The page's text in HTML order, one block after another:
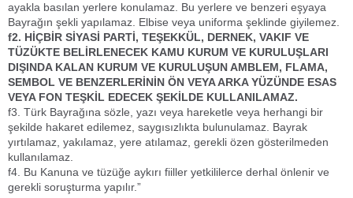
ayakla basılan yerlere konulamaz. Bu yerlere ve benzeri eşyaya
Bayrağın şekli yapılamaz. Elbise veya uniforma şeklinde giyilemez.
f2. HİÇBİR SİYASİ PARTİ, TEŞEKKÜL, DERNEK, VAKIF VE
TÜZÜKTE BELİRLENECEK KAMU KURUM VE KURULUŞLARI
DIŞINDA KALAN KURUM VE KURULUŞUN AMBLEM, FLAMA,
SEMBOL VE BENZERLERİNİN ÖN VEYA ARKA YÜZÜNDE ESAS
VEYA FON TEŞKİL EDECEK ŞEKİLDE KULLANILAMAZ.
f3. Türk Bayrağına sözle, yazı veya hareketle veya herhangi bir
şekilde hakaret edilemez, saygısızlıkta bulunulamaz. Bayrak
yırtılamaz, yakılamaz, yere atılamaz, gerekli özen gösterilmeden
kullanılamaz.
f4. Bu Kanuna ve tüzüğe aykırı fiiller yetkililerce derhal önlenir ve
gerekli soruşturma yapılır.”